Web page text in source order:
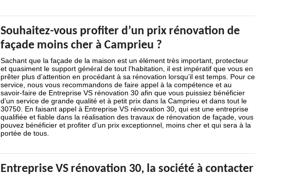
Souhaitez-vous profiter d’un prix rénovation de
façade moins cher à Camprieu ?
Sachant que la façade de la maison est un élément très important, protecteur
et quasiment le support général de tout l’habitation, il est impératif que vous en
prêter plus d’attention en procédant à sa rénovation lorsqu’il est temps. Pour ce
service, nous vous recommandons de faire appel à la compétence et au
savoir-faire de Entreprise VS rénovation 30 afin que vous puissiez bénéficier
d’un service de grande qualité et à petit prix dans la Camprieu et dans tout le
30750. En faisant appel à Entreprise VS rénovation 30, qui est une entreprise
qualifiée et fiable dans la réalisation des travaux de rénovation de façade, vous
pouvez bénéficier et profiter d’un prix exceptionnel, moins cher et qui sera à la
portée de tous.
Entreprise VS rénovation 30, la société à contacter